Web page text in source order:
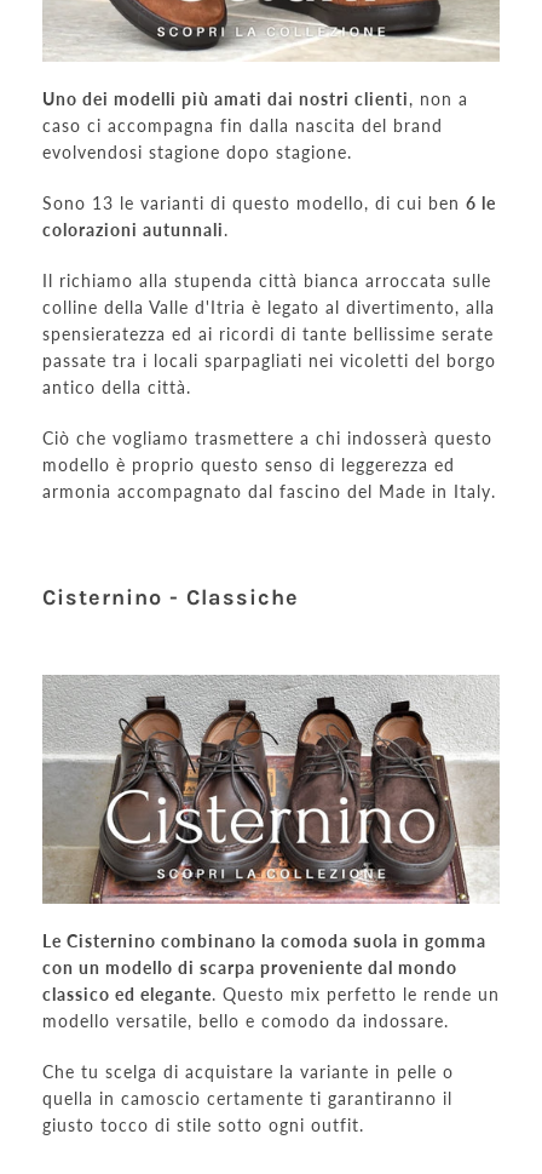
Uno dei modelli più amati dai nostri clienti, non a
caso ci accompagna fin dalla nascita del brand
evolvendosi stagione dopo stagione.
Sono 13 le varianti di questo modello, di cui ben 6 le
colorazioni autunnali.
Il richiamo alla stupenda città bianca arroccata sulle
colline della Valle d'Itria è legato al divertimento, alla
spensieratezza ed ai ricordi di tante bellissime serate
passate tra i locali sparpagliati nei vicoletti del borgo
antico della città.
Ciò che vogliamo trasmettere a chi indosserà questo
modello è proprio questo senso di leggerezza ed
armonia accompagnato dal fascino del Made in Italy.
Cisternino - Classiche
Le Cisternino combinano la comoda suola in gomma
con un modello di scarpa proveniente dal mondo
classico ed elegante. Questo mix perfetto le rende un
modello versatile, bello e comodo da indossare.
Che tu scelga di acquistare la variante in pelle o
quella in camoscio certamente ti garantiranno il
giusto tocco di stile sotto ogni outfit.